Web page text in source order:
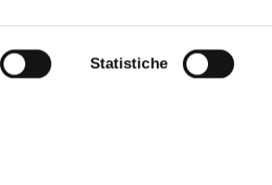
Statistiche